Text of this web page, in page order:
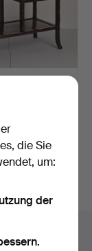
AUS
2025
die Sie
um:
der